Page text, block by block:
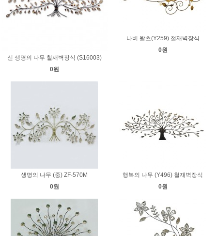
신 생명의 나무 철재벽장식 (S16003)
0원
나비 왈츠(Y259) 철재벽장식
0원
생명의 나무 (중) ZF-570M
0원
행복의 나무 (Y496) 철재벽장식
0원